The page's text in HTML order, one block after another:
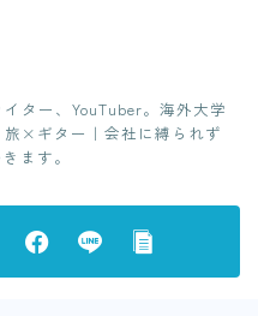
ター、YouTuber。海外大学
×ギター｜会社に縛られず
ます。